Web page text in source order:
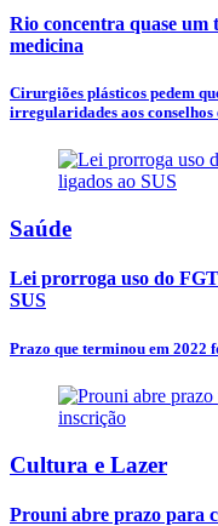
Rio concentra quase um
medicina
Cirurgiões plásticos pedem
irregularidades aos conselhos
Saúde
Lei prorroga uso do
SUS
Prazo que terminou em 2022
Cultura e Lazer
Prouni abre prazo para